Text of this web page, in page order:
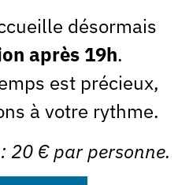
plus
Massages du Monde
nos offres
désormais
après 19h.
est précieux,
à votre rythme.
20 € par personne.